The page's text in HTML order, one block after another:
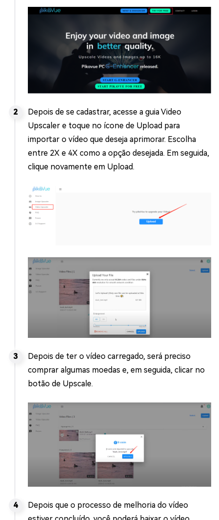
Depois de se cadastrar, acesse a guia Video
Upscaler e toque no ícone de Upload para
importar o vídeo que deseja aprimorar. Escolha
entre 2X e 4X como a opção desejada. Em seguida,
clique novamente em Upload.
Depois de ter o vídeo carregado, será preciso
comprar algumas moedas e, em seguida, clicar no
botão de Upscale.
Depois que o processo de melhoria do vídeo